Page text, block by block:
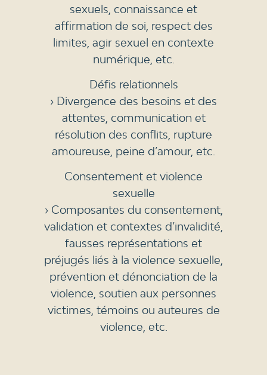
sexuels, connaissance et
affirmation de soi, respect des
limites, agir sexuel en contexte
numérique, etc.
Défis relationnels
› Divergence des besoins et des
attentes, communication et
résolution des conflits, rupture
amoureuse, peine d’amour, etc.
Consentement et violence
sexuelle
› Composantes du consentement,
validation et contextes d’invalidité,
fausses représentations et
préjugés liés à la violence sexuelle,
prévention et dénonciation de la
violence, soutien aux personnes
victimes, témoins ou auteures de
violence, etc.